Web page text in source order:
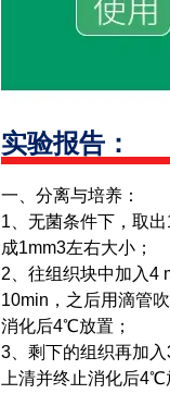
实验报告：
一、分离与培养：
1、无菌条件下，取
成1mm3左右大小；
2、往组织块中加入4
10min，之后用滴管
消化后4℃放置；
3、剩下的组织再加
上清并终止消化后